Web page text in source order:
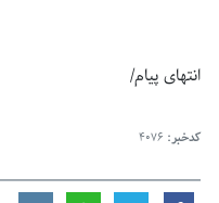
انتهای پیام/
کدخبر: 4076